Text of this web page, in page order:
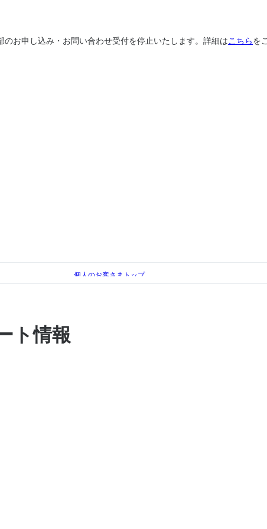
お申し込み・お問い合わせ受付を停止いたします。詳細はこちらを
個人のお客さまトップ
手続き（移転、変更）
ト情報